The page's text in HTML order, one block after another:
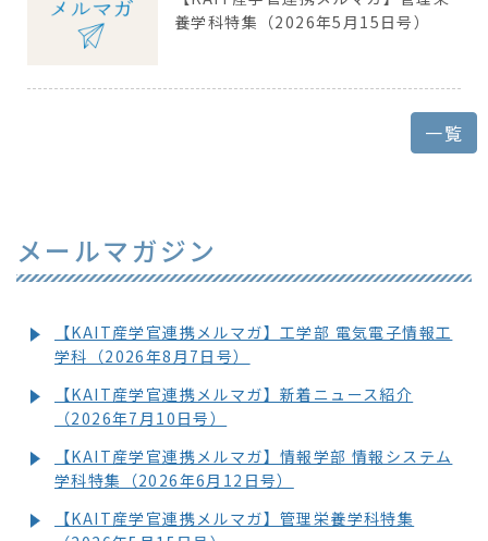
養学科特集（2026年5月15日号）
一覧
メールマガジン
【KAIT産学官連携メルマガ】工学部 電気電子情報工
学科（2026年8月7日号）
【KAIT産学官連携メルマガ】新着ニュース紹介
（2026年7月10日号）
【KAIT産学官連携メルマガ】情報学部 情報システム
学科特集（2026年6月12日号）
【KAIT産学官連携メルマガ】管理栄養学科特集